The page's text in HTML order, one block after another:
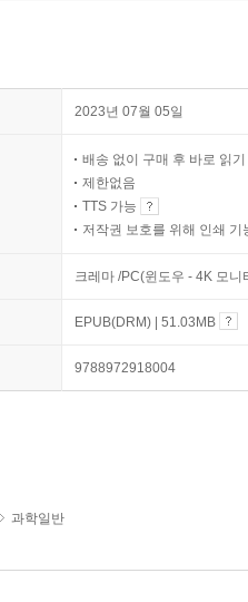
2023년 07월 05일
배송 없이 구매 후 바로 읽기
제한없음
TTS 가능
저작권 보호를 위해 인쇄 기
크레마 /PC(윈도우 - 4K 모
EPUB(DRM) | 51.03MB
9788972918004
과학일반